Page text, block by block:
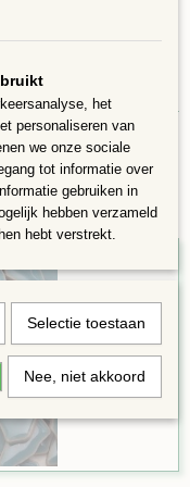
dik
het
personaliseren van
we onze sociale
tot informatie over
gebruiken in
hebben verzameld
hebt verstrekt.
Selectie toestaan
Nee, niet akkoord